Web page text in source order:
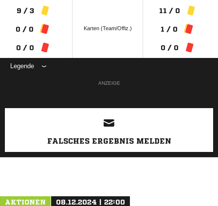
9 / 3
0 / 0
0 / 0
Karten (Team/Offiz.)
11 / 0
1 / 0
0 / 0
Legende
ANZEIGE
FALSCHES ERGEBNIS MELDEN
AKTIONEN 08.12.2024 | 22:00